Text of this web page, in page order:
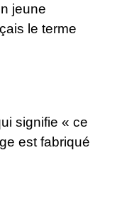
jeune
le terme
signifie « ce
est fabriqué